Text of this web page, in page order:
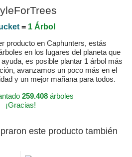
= 1 Árbol
producto en Caphunters, estás
en los lugares del planeta que
es posible plantar 1 árbol más
avanzamos un poco más en el
y un mejor mañana para todos.
259.408 árboles
¡Gracias!
este producto también